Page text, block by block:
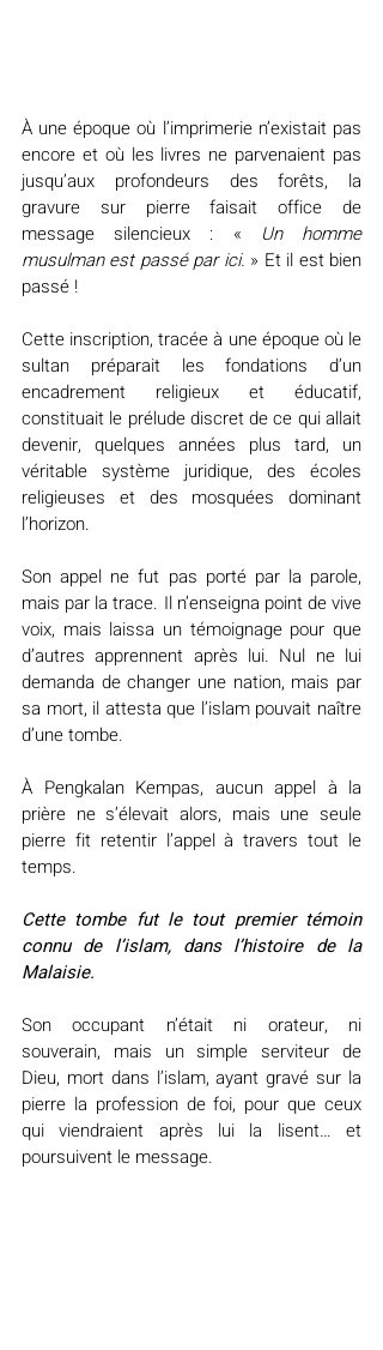
À une époque où l’imprimerie n’existait pas
encore et où les livres ne parvenaient pas
jusqu’aux profondeurs des forêts, la
gravure sur pierre faisait office de
message silencieux : « Un homme
musulman est passé par ici. » Et il est bien
passé !
Cette inscription, tracée à une époque où le
sultan préparait les fondations d’un
encadrement religieux et éducatif,
constituait le prélude discret de ce qui allait
devenir, quelques années plus tard, un
véritable système juridique, des écoles
religieuses et des mosquées dominant
l’horizon.
Son appel ne fut pas porté par la parole,
mais par la trace. Il n’enseigna point de vive
voix, mais laissa un témoignage pour que
d’autres apprennent après lui. Nul ne lui
demanda de changer une nation, mais par
sa mort, il attesta que l’islam pouvait naître
d’une tombe.
À Pengkalan Kempas, aucun appel à la
prière ne s’élevait alors, mais une seule
pierre fit retentir l’appel à travers tout le
temps.
Cette tombe fut le tout premier témoin
connu de l’islam, dans l’histoire de la
Malaisie.
Son occupant n’était ni orateur, ni
souverain, mais un simple serviteur de
Dieu, mort dans l’islam, ayant gravé sur la
pierre la profession de foi, pour que ceux
qui viendraient après lui la lisent… et
poursuivent le message.